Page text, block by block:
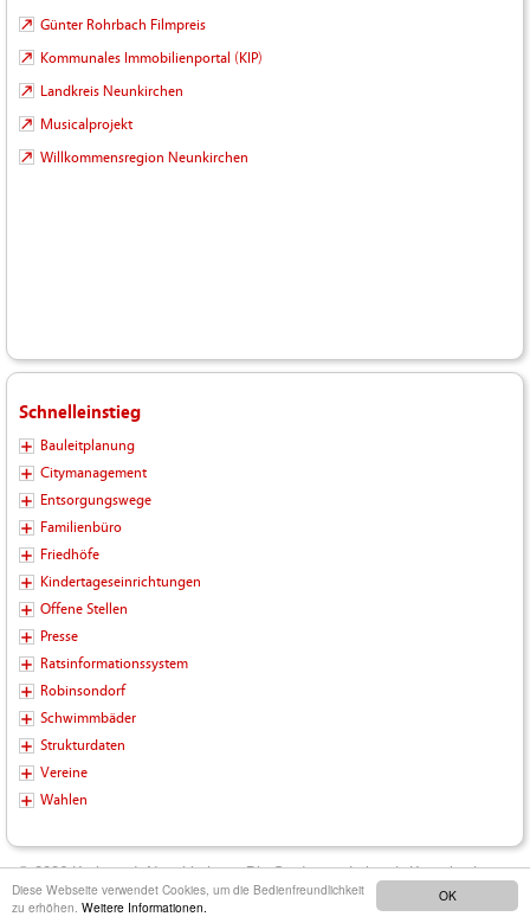
OK
Diese Webseite verwendet Cookies, um die Bedienfreundlichkeit
zu erhöhen. Weitere Informationen.
Günter Rohrbach Filmpreis
Kommunales Immobilienportal (KIP)
Landkreis Neunkirchen
Musicalprojekt
Willkommensregion Neunkirchen
Schnelleinstieg
Bauleitplanung
Citymanagement
Entsorgungswege
Familienbüro
Friedhöfe
Kindertageseinrichtungen
Offene Stellen
Presse
Ratsinformationssystem
Robinsondorf
Schwimmbäder
Strukturdaten
Vereine
Wahlen
© 2026 Kreisstadt Neunkirchen - Die Stadt zum Leben | Kontakt |
Impressum
| Datenschutz | Barrierefreiheit | Inhalt